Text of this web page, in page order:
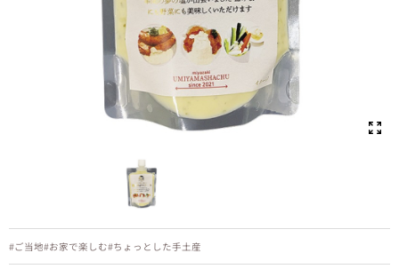
#ご当地#お家で楽しむ#ちょっとした手土産